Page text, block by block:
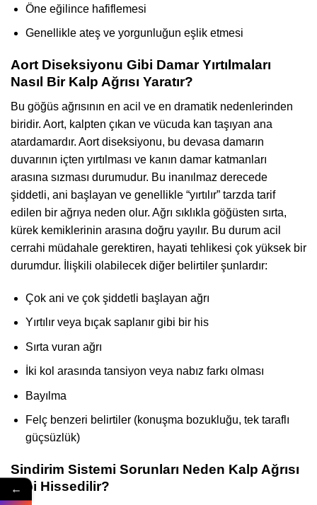
Öne eğilince hafiflemesi
Genellikle ateş ve yorgunluğun eşlik etmesi
Aort Diseksiyonu Gibi Damar Yırtılmaları
Nasıl Bir Kalp Ağrısı Yaratır?
Bu göğüs ağrısının en acil ve en dramatik nedenlerinden
biridir. Aort, kalpten çıkan ve vücuda kan taşıyan ana
atardamardır. Aort diseksiyonu, bu devasa damarın
duvarının içten yırtılması ve kanın damar katmanları
arasına sızması durumudur. Bu inanılmaz derecede
şiddetli, ani başlayan ve genellikle “yırtılır” tarzda tarif
edilen bir ağrıya neden olur. Ağrı sıklıkla göğüsten sırta,
kürek kemiklerinin arasına doğru yayılır. Bu durum acil
cerrahi müdahale gerektiren, hayati tehlikesi çok yüksek bir
durumdur. İlişkili olabilecek diğer belirtiler şunlardır:
Çok ani ve çok şiddetli başlayan ağrı
Yırtılır veya bıçak saplanır gibi bir his
Sırta vuran ağrı
İki kol arasında tansiyon veya nabız farkı olması
Bayılma
Felç benzeri belirtiler (konuşma bozukluğu, tek taraflı
güçsüzlük)
Sindirim Sistemi Sorunları Neden Kalp Ağrısı
Gibi Hissedilir?
←